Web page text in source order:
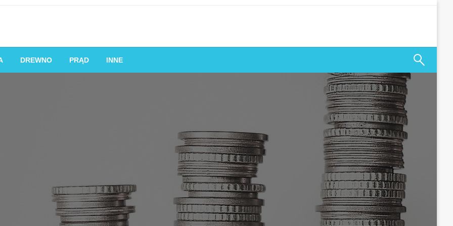
lub firmom pożyczać pieniądze od pożyczkodawców, zwykle z odsetkami, z terminem spłaty.
DREWNO PRĄD INNE